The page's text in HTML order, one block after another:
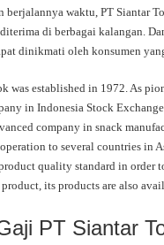
berjalannya waktu, PT Siantar
di berbagai kalangan.
dinikmati oleh konsumen
was established in 1972. As
in Indonesia Stock
company in snack
to several countries in
quality standard in order
its products are also
PT Siantar